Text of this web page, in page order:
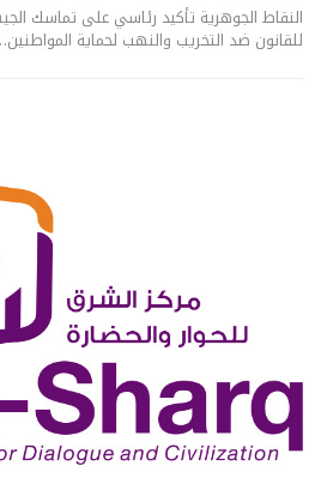
النقاط الجوهرية تأكيد رئاسي على تماسك
للقانون ضد التخريب والنهب لحماية